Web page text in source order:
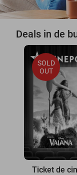
Deals in de
SOLD
OUT
Ticket de